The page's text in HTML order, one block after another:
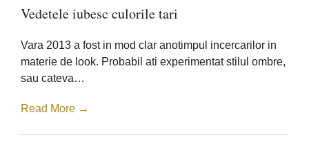
iubesc
Vedetele iubesc culorile tari
Vara 2013 a fost in mod clar anotimpul incercarilor in
materie de look. Probabil ati experimentat stilul ombre,
sau cateva…
Read More →